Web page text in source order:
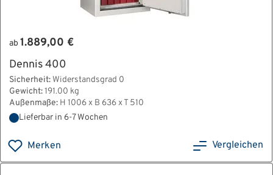
ab 1.889,00 €
Dennis 400
Sicherheit: Widerstandsgrad 0
Gewicht:191.00 kg
Außenmaße: H 1006 x B 636 x T 510
Lieferbar in 6-7 Wochen
Merken Vergleichen